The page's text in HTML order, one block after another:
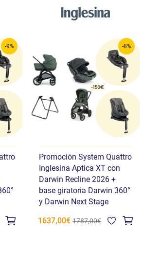
-9% -8%
Promoción System Quattro
Inglesina Aptica XT con
Darwin Recline 2026 +
base giratoria Darwin 360°
y Darwin Next Stage
1637,00€ 1787,00€